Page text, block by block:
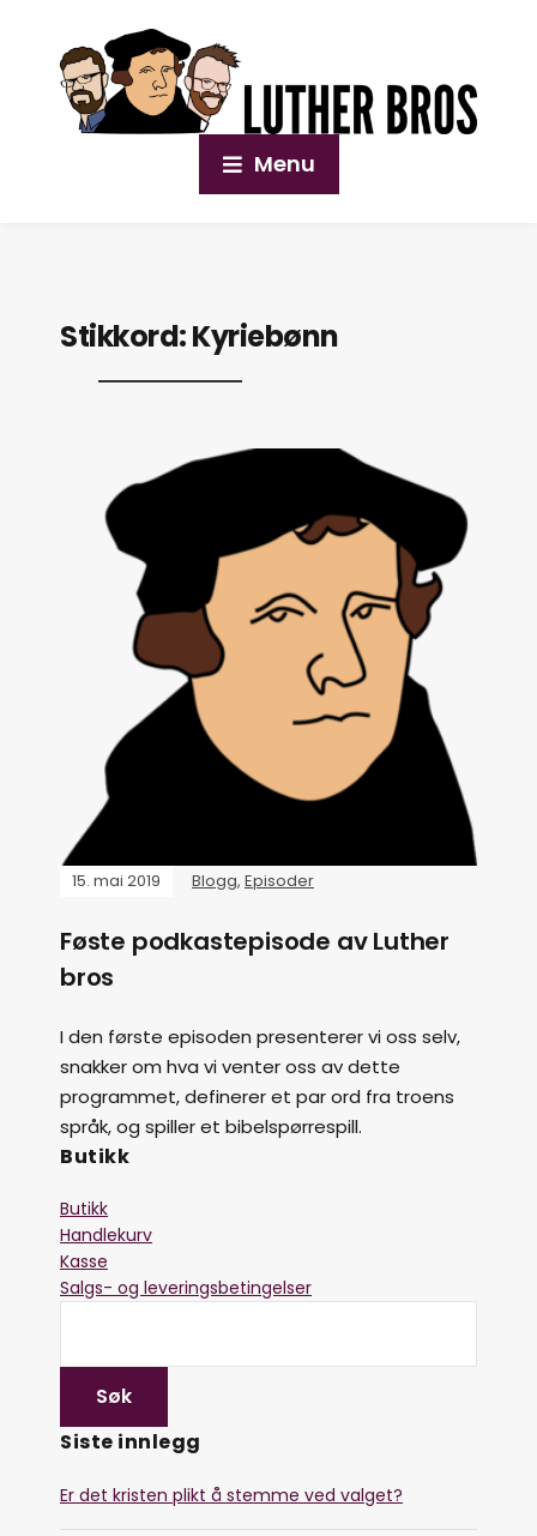
Menu
Stikkord:Kyriebønn
15. mai 2019 Blogg, Episoder
Føste podkastepisode av Luther
bros
I den første episoden presenterer vi oss selv,
snakker om hva vi venter oss av dette
programmet, definerer et par ord fra troens
språk, og spiller et bibelspørrespill.
Butikk
Butikk
Handlekurv
Kasse
Salgs- og leveringsbetingelser
Siste innlegg
Er det kristen plikt å stemme ved valget?